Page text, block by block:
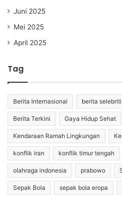
Juni 2025
Mei 2025
April 2025
Tag
Berita Internasional berita selebriti
Berita Terkini Gaya Hidup Sehat
Kendaraan Ramah Lingkungan
konflik iran konflik timur tengah
olahraga indonesia prabowo
Sepak Bola sepak bola eropa